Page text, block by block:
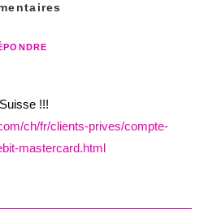
!!!
ch/fr/clients-prives/compte-
mastercard.html